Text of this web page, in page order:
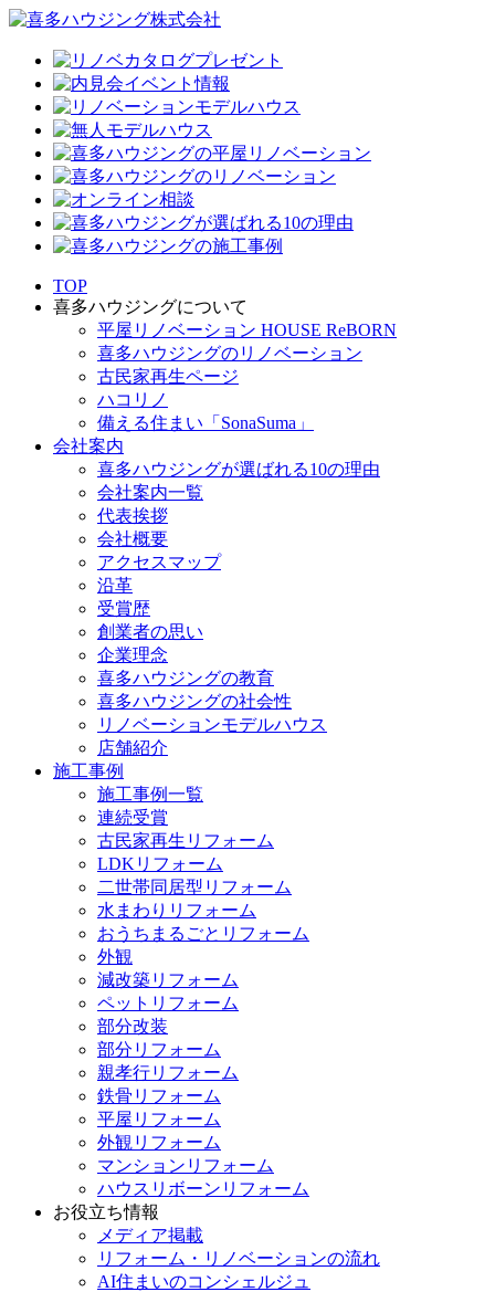
TOP
喜多ハウジングについて
平屋リノベーション HOUSE ReBORN
喜多ハウジングのリノベーション
古民家再生ページ
ハコリノ
備える住まい「SonaSuma」
会社案内
喜多ハウジングが選ばれる10の理由
会社案内一覧
代表挨拶
会社概要
アクセスマップ
沿革
受賞歴
創業者の思い
企業理念
喜多ハウジングの教育
喜多ハウジングの社会性
リノベーションモデルハウス
店舗紹介
施工事例
施工事例一覧
連続受賞
古民家再生リフォーム
LDKリフォーム
二世帯同居型リフォーム
水まわりリフォーム
おうちまるごとリフォーム
外観
減改築リフォーム
ペットリフォーム
部分改装
部分リフォーム
親孝行リフォーム
鉄骨リフォーム
平屋リフォーム
外観リフォーム
マンションリフォーム
ハウスリボーンリフォーム
お役立ち情報
メディア掲載
リフォーム・リノベーションの流れ
AI住まいのコンシェルジュ